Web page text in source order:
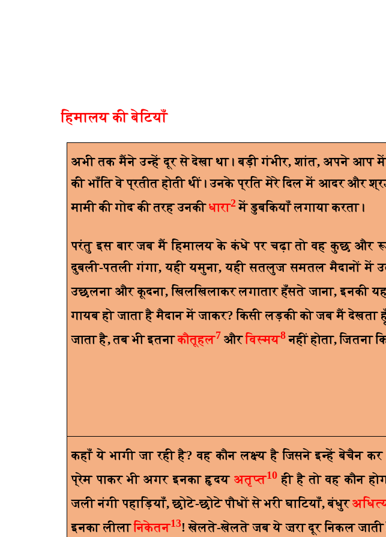
हिमालय की बेटियाँ
अभी तक मैंने उन्हें दूर से देखा था। बड़ी गंभीर,शांत, अपने आप में
की भाँति वे प्रतीत होती थीं। उनके प्रति मेरे दिल में आदर और
मामी की गोद की तरह उनकीधारा2 में डुबकियाँ लगाया करता।
परंतु इस बार जब मैं हिमालय के कंधे पर चढ़ा तो वह कुछ और
दुबली-पतली गंगा,यही यमुना,यही सतलुज समतल मैदानों में
उछलना और कूदना, खिलखिलाकर लगातार हँसते जाना,इनकी
गायब हो जाता है मैदान में जाकर?किसी लड़की को जब मैं देखता
जाता है,तब भी इतनाकौतूहल7 औरविस्मय8 नहीं होता,जितना
कहाँ ये भागी जा रही है?वह कौन लक्ष्य है जिसने इन्हें बेचैन कर
प्रेम पाकर भी अगर इनका हृदय अतृप्त10ही है तो वह कौन
जली नंगी पहाड़ियाँ,छोटे-छोटे पौधों से भरी घाटियाँ,बंधुर
इनका लीलानिकेतन13! खेलते-खेलते जब ये ज़रा दूर निकल जाती